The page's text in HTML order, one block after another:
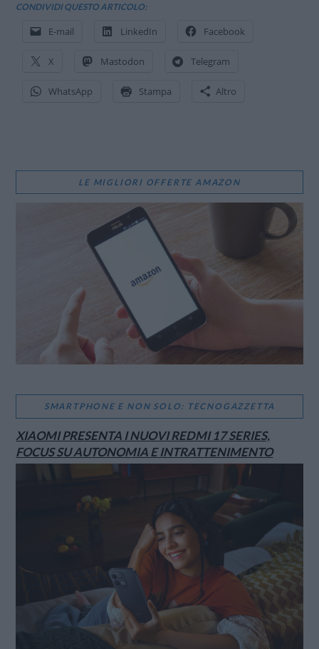
CONDIVIDI QUESTO ARTICOLO:
E-mail LinkedIn Facebook
X Mastodon Telegram
WhatsApp Stampa Altro
LE MIGLIORI OFFERTE AMAZON
SMARTPHONE E NON SOLO: TECNOGAZZETTA
XIAOMI PRESENTA I NUOVI REDMI 17 SERIES,
FOCUS SU AUTONOMIA E INTRATTENIMENTO